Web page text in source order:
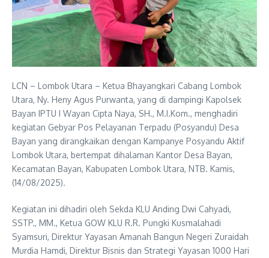
LCN – Lombok Utara – Ketua Bhayangkari Cabang Lombok
Utara, Ny. Heny Agus Purwanta, yang di dampingi Kapolsek
Bayan IPTU I Wayan Cipta Naya, SH., M.I.Kom., menghadiri
kegiatan Gebyar Pos Pelayanan Terpadu (Posyandu) Desa
Bayan yang dirangkaikan dengan Kampanye Posyandu Aktif
Lombok Utara, bertempat dihalaman Kantor Desa Bayan,
Kecamatan Bayan, Kabupaten Lombok Utara, NTB. Kamis,
(14/08/2025).
Kegiatan ini dihadiri oleh Sekda KLU Anding Dwi Cahyadi,
SSTP., MM., Ketua GOW KLU R.R. Pungki Kusmalahadi
Syamsuri, Direktur Yayasan Amanah Bangun Negeri Zuraidah
Murdia Hamdi, Direktur Bisnis dan Strategi Yayasan 1000 Hari